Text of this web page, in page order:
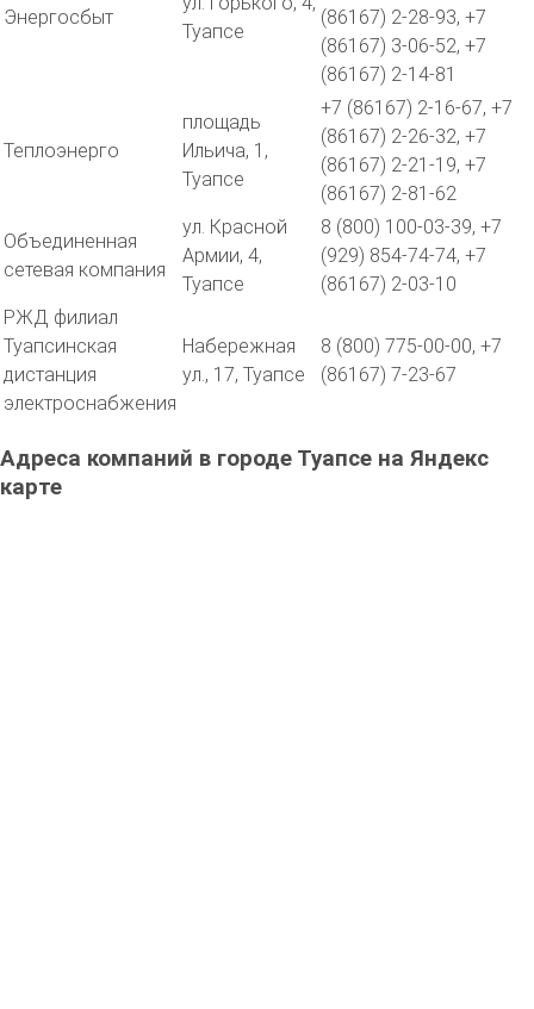
Энергосбыт
Туапсе
(86167) 2-28-93, +7
(86167) 3-06-52, +7
(86167) 2-14-81
Теплоэнерго
площадь
Ильича, 1,
Туапсе
+7 (86167) 2-16-67, +7
(86167) 2-26-32, +7
(86167) 2-21-19, +7
(86167) 2-81-62
Объединенная
сетевая компания
ул. Красной
Армии, 4,
Туапсе
8 (800) 100-03-39, +7
(929) 854-74-74, +7
(86167) 2-03-10
РЖД филиал
Туапсинская
дистанция
электроснабжения
Набережная
ул., 17, Туапсе
8 (800) 775-00-00, +7
(86167) 7-23-67
Адреса компаний в городе Туапсе на Яндекс
карте